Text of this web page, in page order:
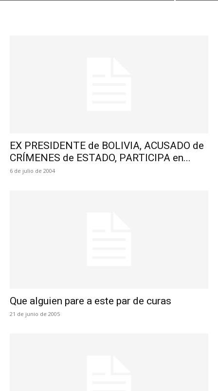
EX PRESIDENTE de BOLIVIA, ACUSADO de
CRÍMENES de ESTADO, PARTICIPA en...
6 de julio de 2004
Que alguien pare a este par de curas
21 de junio de 2005